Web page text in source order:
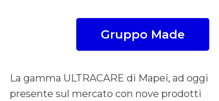
Gruppo Made
La gamma ULTRACARE di Mapei, ad oggi
presente sul mercato con nove prodotti